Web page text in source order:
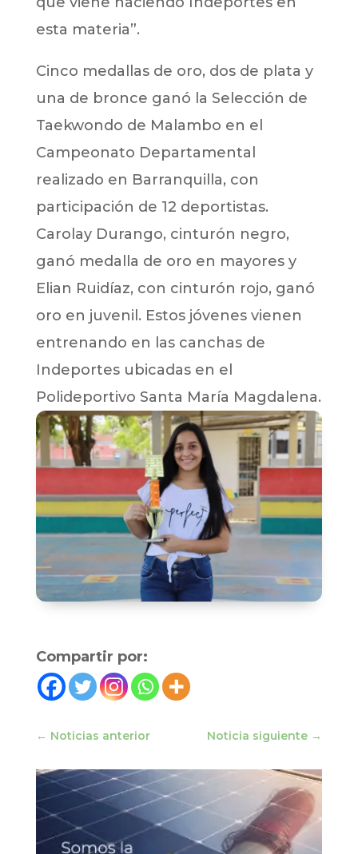
esta materia”.
Cinco medallas de oro, dos de plata y
una de bronce ganó la Selección de
Taekwondo de Malambo en el
Campeonato Departamental
realizado en Barranquilla, con
participación de 12 deportistas.
Carolay Durango, cinturón negro,
ganó medalla de oro en mayores y
Elian Ruidíaz, con cinturón rojo, ganó
oro en juvenil. Estos jóvenes vienen
entrenando en las canchas de
Indeportes ubicadas en el
Polideportivo Santa María Magdalena.
Compartir por:
← Noticias anterior Noticia siguiente →